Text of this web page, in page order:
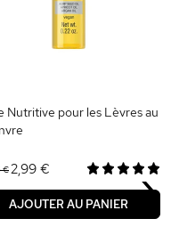
Nutritive pour les Lèvres au
€2,99 €
AJOUTER AU PANIER ›